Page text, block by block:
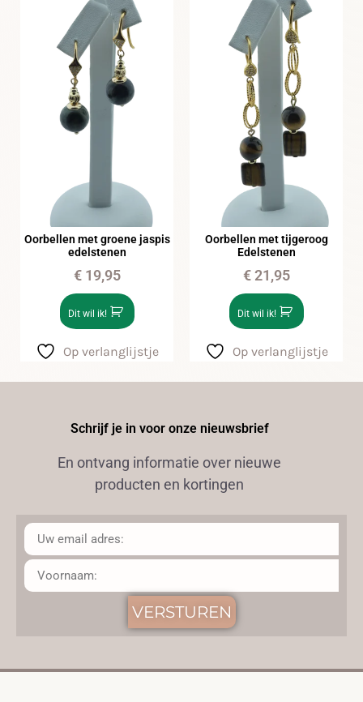
Oorbellen met groene jaspis
edelstenen
€19,95
Dit wil ik!
Op verlanglijstje
Oorbellen met tijgeroog
Edelstenen
€21,95
Dit wil ik!
Op verlanglijstje
Schrijf je in voor onze nieuwsbrief
En ontvang informatie over nieuwe
producten en kortingen
VERSTUREN